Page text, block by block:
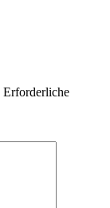
Erforderliche